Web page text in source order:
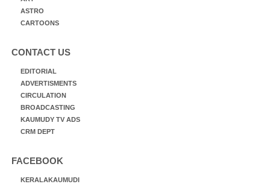
ASTRO
CARTOONS
CONTACT US
EDITORIAL
ADVERTISMENTS
CIRCULATION
BROADCASTING
KAUMUDY TV ADS
CRM DEPT
FACEBOOK
KERALAKAUMUDI